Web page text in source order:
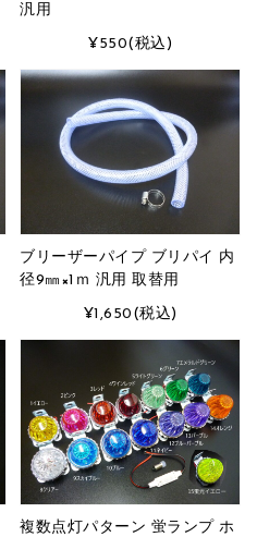
汎用
¥550(税込)
ブリーザーパイプ ブリパイ 内
径9㎜×1ｍ 汎用 取替用
¥1,650 (税込)
複数点灯パターン 蛍ランプ ホ